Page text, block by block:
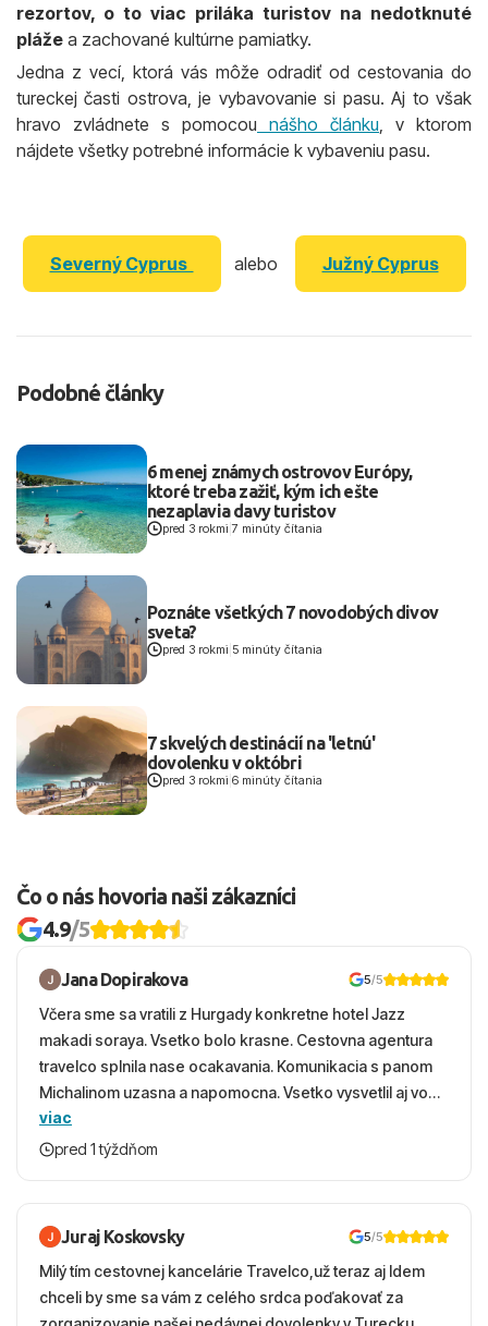
rezortov, o to viac priláka turistov na nedotknuté
pláže a zachované kultúrne pamiatky.
Jedna z vecí, ktorá vás môže odradiť od cestovania do
tureckej časti ostrova, je vybavovanie si pasu. Aj to však
hravo zvládnete s pomocou nášho článku, v ktorom
nájdete všetky potrebné informácie k vybaveniu pasu.
Severný Cyprus alebo Južný Cyprus
Podobné články
6 menej známych ostrovov Európy,
ktoré treba zažiť, kým ich ešte
nezaplavia davy turistov
pred 3 rokmi |7 minúty čítania
Poznáte všetkých 7 novodobých divov
sveta?
pred 3 rokmi 5 minúty čítania
7 skvelých destinácií na 'letnú'
dovolenku v októbri
pred 3 rokmi 6 minúty čítania
Čo o nás hovoria naši zákazníci
4.9/5
Jana Dopirakova 5/5
Včera sme sa vratili z Hurgady konkretne hotel Jazz
makadi soraya. Vsetko bolo krasne. Cestovna agentura
travelco splnila nase ocakavania. Komunikacia s panom
Michalinom uzasna a napomocna. Vsetko vysvetlil aj vo
vecernych hodinach zaco sa ospravedlnujem. Hotel
krasny, cisty. Sluzby top. Strava, prostredie, more,
viac
pred 1 týždňom
Juraj Koskovsky 5/5
Milý tím cestovnej kancelárie Travelco,už teraz aj Idem
chceli by sme sa vám z celého srdca poďakovať za